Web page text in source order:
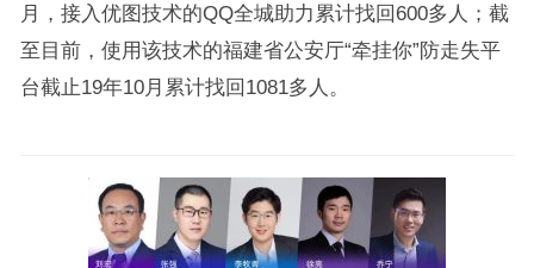
月，接入优图技术的QQ全城助力累计找回600多人；截
至目前，使用该技术的福建省公安厅“牵挂你”防走失平
台截止19年10月累计找回1081多人。